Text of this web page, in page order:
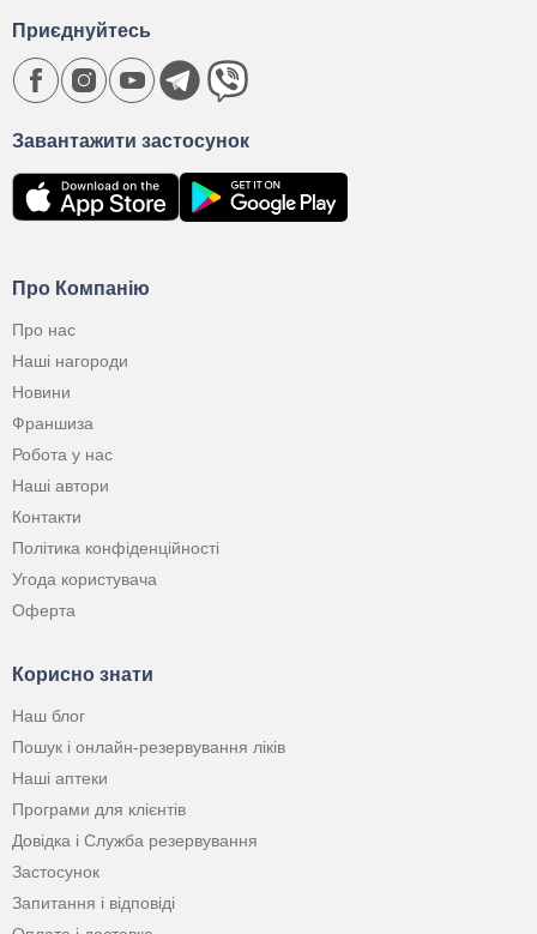
Про Компанію
Про нас
Наші нагороди
Новини
Франшиза
Робота у нас
Наші автори
Контакти
Політика конфіденційності
Угода користувача
Оферта
Корисно знати
Наш блог
Пошук і онлайн-резервування ліків
Наші аптеки
Програми для клієнтів
Довідка і Служба резервування
Застосунок
Запитання і відповіді
Завантажити застосунок
Приєднуйтесь